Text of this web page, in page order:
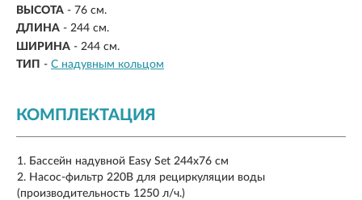
ВЫСОТА - 76 см.
ДЛИНА - 244 см.
ШИРИНА - 244 см.
ТИП - С надувным кольцом
КОМПЛЕКТАЦИЯ
Бассейн надувной Easy Set 244х76 см
Насос-фильтр 220В для рециркуляции воды
(производительность 1250 л/ч.)